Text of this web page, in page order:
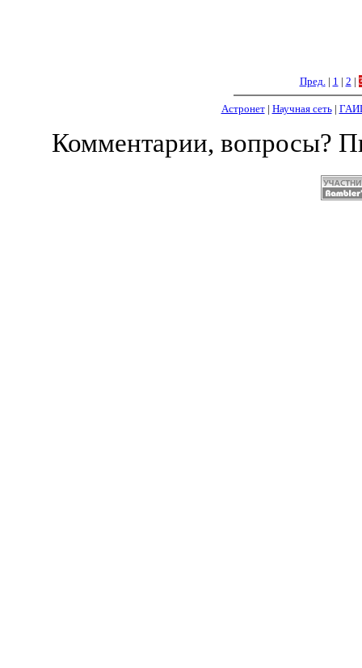
Пред. | 1 | 2 |
Астронет| Научная сеть|
Комментарии, вопросы?